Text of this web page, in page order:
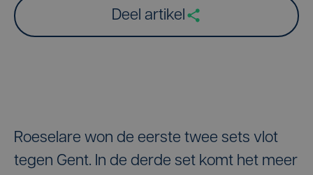
Deel artikel
Roeselare won de eerste twee sets vlot
tegen Gent. In de derde set komt het meer